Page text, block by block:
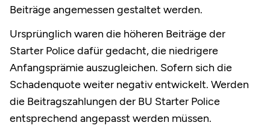
Beiträge angemessen gestaltet werden.
Ursprünglich waren die höheren Beiträge der
Starter Police dafür gedacht, die niedrigere
Anfangsprämie auszugleichen. Sofern sich die
Schadenquote weiter negativ entwickelt. Werden
die Beitragszahlungen der BU Starter Police
entsprechend angepasst werden müssen.